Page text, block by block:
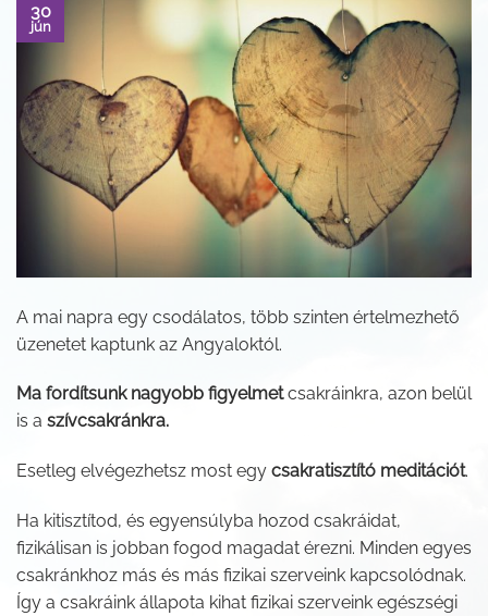
30
jún
A mai napra egy csodálatos, több szinten értelmezhető
üzenetet kaptunk az Angyaloktól.
Ma fordítsunk nagyobb figyelmetcsakráinkra, azon belül
is a szívcsakránkra.
Esetleg elvégezhetsz most egy csakratisztító meditációt.
Ha kitisztítod, és egyensúlyba hozod csakráidat,
fizikálisan is jobban fogod magadat érezni. Minden egyes
csakránkhoz más és más fizikai szerveink kapcsolódnak.
Így a csakráink állapota kihat fizikai szerveink egészségi